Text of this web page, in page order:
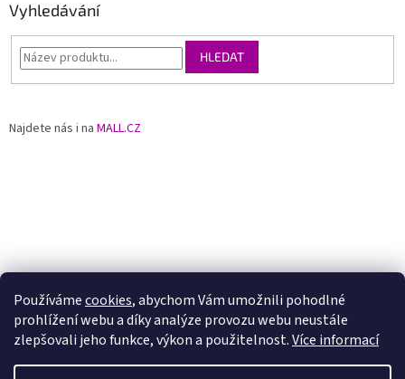
Používámecookies, abychom Vám umožnili pohodlné
prohlížení webu a díky analýze provozu webu neustále
zlepšovali jeho funkce, výkon a použitelnost.Více informací
Vyhledávání
HLEDAT
Najdete nás i na MALL.CZ